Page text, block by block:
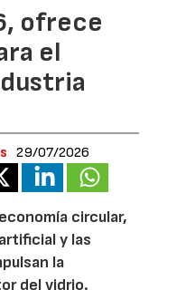
ofrece
el
29/07/2026
circular,
y las
la
del vidrio.